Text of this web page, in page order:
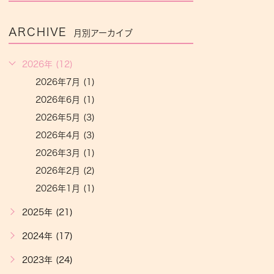
ARCHIVE 月別アーカイブ
2026年 (12)
2026年7月 (1)
2026年6月 (1)
2026年5月 (3)
2026年4月 (3)
2026年3月 (1)
2026年2月 (2)
2026年1月 (1)
2025年 (21)
2024年 (17)
2023年 (24)